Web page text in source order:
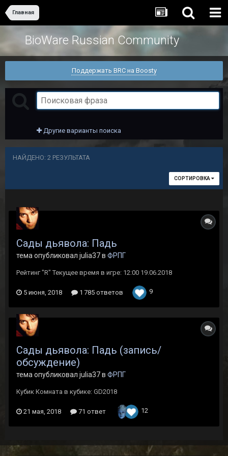
Главная
BioWare Russian Community
Поддержать BRC на Boosty
Другие варианты поиска
НАЙДЕНО: 2 РЕЗУЛЬТАТА
СОРТИРОВКА
Сады дьявола: Падь
тема опубликовал julia37 в ФРПГ
Рейтинг "R" Текущее время в игре: 12:00 19.06.2018
5 июня, 2018 1 785 ответов 9
Сады дьявола: Падь (запись/
обсуждение)
тема опубликовал julia37 в ФРПГ
Кубик Комната в кубике: GD2018
21 мая, 2018 71 ответ 12